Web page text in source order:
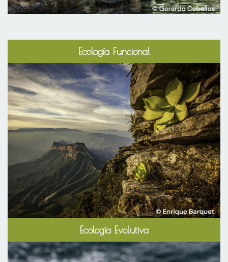
Ecología Funcional
Ecología Evolutiva